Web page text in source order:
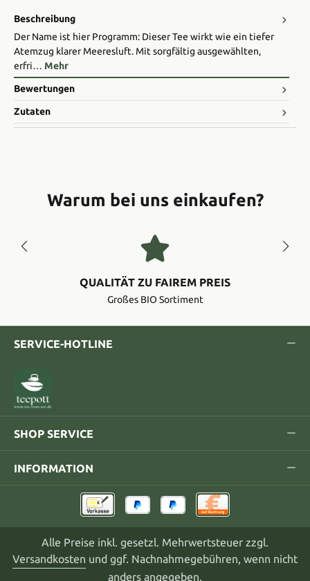
Beschreibung
Der Name ist hier Programm: Dieser Tee wirkt wie ein tiefer
Atemzug klarer Meeresluft. Mit sorgfältig ausgewählten,
erfri… Mehr
Bewertungen
Zutaten
Warum bei uns einkaufen?
QUALITÄT ZU FAIREM PREIS
Großes BIO Sortiment
SERVICE-HOTLINE
SHOP SERVICE
INFORMATION
Alle Preise inkl. gesetzl. Mehrwertsteuer zzgl.
Versandkosten und ggf. Nachnahmegebühren, wenn nicht
anders angegeben.